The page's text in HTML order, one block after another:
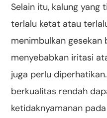
Selain itu, kalung yang
terlalu ketat atau
menimbulkan gesekan
menyebabkan iritasi
juga perlu
berkualitas rendah
ketidaknyamanan